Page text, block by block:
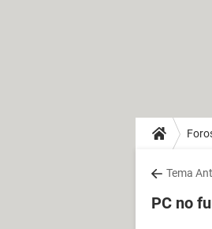
Tema
PC no